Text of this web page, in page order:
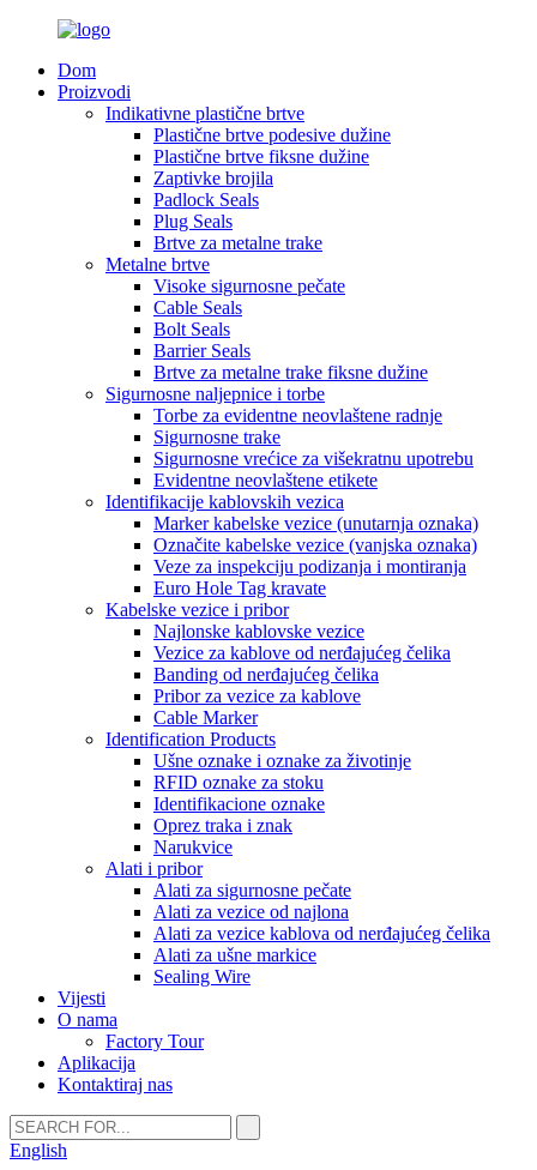
Dom
Proizvodi
Indikativne plastične brtve
Plastične brtve podesive dužine
Plastične brtve fiksne dužine
Zaptivke brojila
Padlock Seals
Plug Seals
Brtve za metalne trake
Metalne brtve
Visoke sigurnosne pečate
Cable Seals
Bolt Seals
Barrier Seals
Brtve za metalne trake fiksne dužine
Sigurnosne naljepnice i torbe
Torbe za evidentne neovlaštene radnje
Sigurnosne trake
Sigurnosne vrećice za višekratnu upotrebu
Evidentne neovlaštene etikete
Identifikacije kablovskih vezica
Marker kabelske vezice (unutarnja oznaka)
Označite kabelske vezice (vanjska oznaka)
Veze za inspekciju podizanja i montiranja
Euro Hole Tag kravate
Kabelske vezice i pribor
Najlonske kablovske vezice
Vezice za kablove od nerđajućeg čelika
Banding od nerđajućeg čelika
Pribor za vezice za kablove
Cable Marker
Identification Products
Ušne oznake i oznake za životinje
RFID oznake za stoku
Identifikacione oznake
Oprez traka i znak
Narukvice
Alati i pribor
Alati za sigurnosne pečate
Alati za vezice od najlona
Alati za vezice kablova od nerđajućeg čelika
Alati za ušne markice
Sealing Wire
Vijesti
O nama
Factory Tour
Aplikacija
Kontaktiraj nas
English